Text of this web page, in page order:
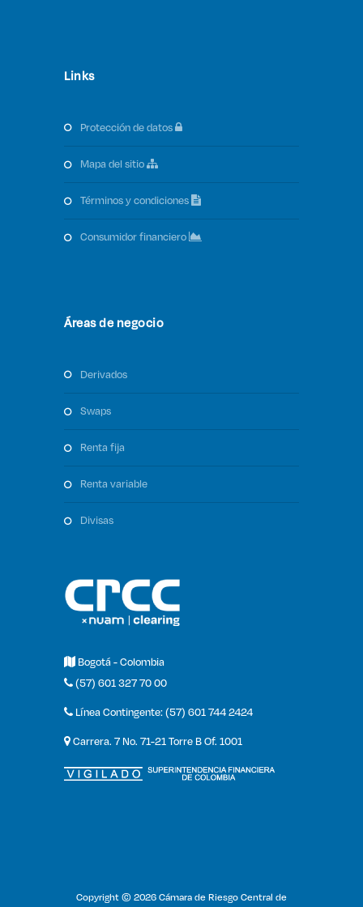
Links
protección de datos
mapa del sitio
términos y condiciones
consumidor financiero
Áreas de negocio
derivados
swaps
renta fija
renta variable
divisas
Bogotá - Colombia
(57) 601 327 70 00
Línea Contingente: (57) 601 744 2424
Carrera. 7 No. 71-21 Torre B Of. 1001
Copyright © 2026 Cámara de Riesgo Central de